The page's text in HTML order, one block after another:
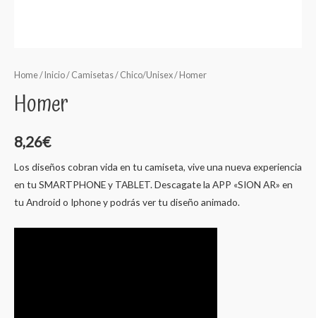
Home/ Inicio/ Camisetas/ Chico/Unisex/ Homer
Homer
8,26€
Los diseños cobran vida en tu camiseta, vive una nueva experiencia
en tu SMARTPHONE y TABLET. Descagate la APP «SION AR» en
tu Android o Iphone y podrás ver tu diseño animado.